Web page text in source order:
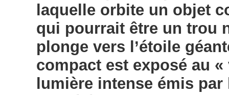
laquelle orbite un objet
qui pourrait être un trou
plonge vers l’étoile
compact est exposé au
lumière intense émis par